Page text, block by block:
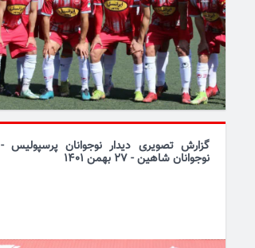
گزارش تصویری دیدار نوجوانان پرسپولیس -
نوجوانان شاهین - 27 بهمن 1401